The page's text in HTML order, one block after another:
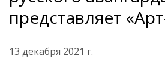
представляет
13 декабря 2021 г.